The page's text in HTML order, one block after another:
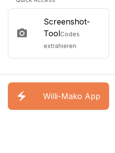
Screenshot-
ToolCodes
extrahieren
Willi-Mako App